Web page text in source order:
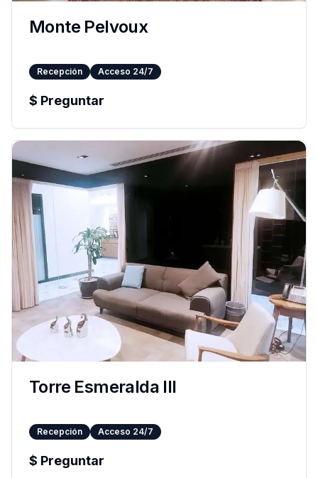
Monte Pelvoux
Recepción Acceso 24/7
$ Preguntar
Torre Esmeralda III
Recepción Acceso 24/7
$ Preguntar